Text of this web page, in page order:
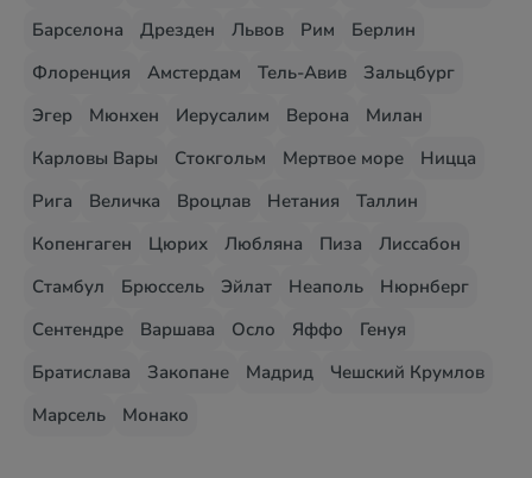
Барселона
Дрезден Львов Рим
Берлин
Флоренция
Амстердам Тель-Авив
Зальцбург
Эгер
Мюнхен Иерусалим Верона
Милан
Карловы Вары
Стокгольм Мертвое море
Ницца
Рига
Величка Вроцлав Нетания
Таллин
Копенгаген
Цюрих Любляна Пиза
Лиссабон
Стамбул
Брюссель Эйлат Неаполь
Нюрнберг
Сентендре
Варшава Осло Яффо
Генуя
Братислава
Закопане Мадрид
Чешский Крумлов
Марсель
Монако